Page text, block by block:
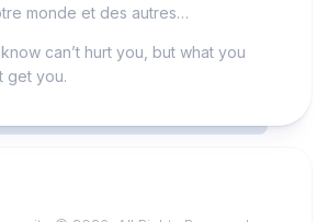
monde et des autres…
can’t hurt you, but what you
get you.